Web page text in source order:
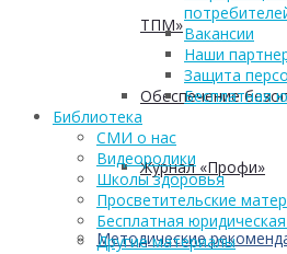
ТПМ»
Обеспечение
Журнал «Профи»
Методические
Вакансии
Наши
Защита
Бесплатная
Библиотека
СМИ о нас
Видеоролики
Школы здоровья
Просветительские
Бесплатная
Другие материалы